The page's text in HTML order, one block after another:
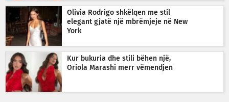
Olivia Rodrigo shkëlqen me stil
elegant gjatë një mbrëmjeje në New
York
Kur bukuria dhe stili bëhen një,
Oriola Marashi merr vëmendjen